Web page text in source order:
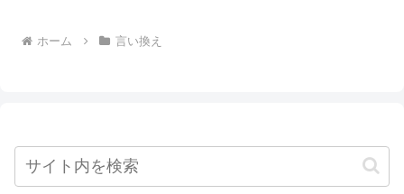
ホーム 言い換え